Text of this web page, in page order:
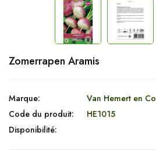
Zomerrapen Aramis
Marque:
Van Hemert en Co
Code du produit:
HE1015
Disponibilité: